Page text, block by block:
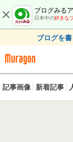
ブログみる
日本中の好きな
ブログを
記事画像 新着記事